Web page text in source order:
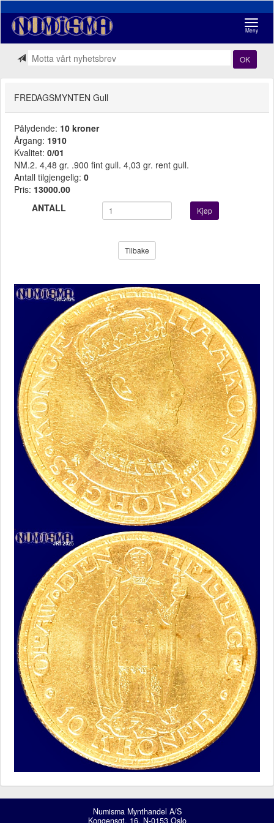
Meny
OK
FREDAGSMYNTEN Gull
Pålydende: 10 kroner
Årgang: 1910
Kvalitet: 0/01
NM.2. 4,48 gr. .900 fint gull. 4,03 gr. rent gull.
Antall tilgjengelig: 0
Pris: 13000.00
ANTALL
Kjøp
Tilbake
Numisma Mynthandel A/S
Kongensgt. 16, N-0153 Oslo